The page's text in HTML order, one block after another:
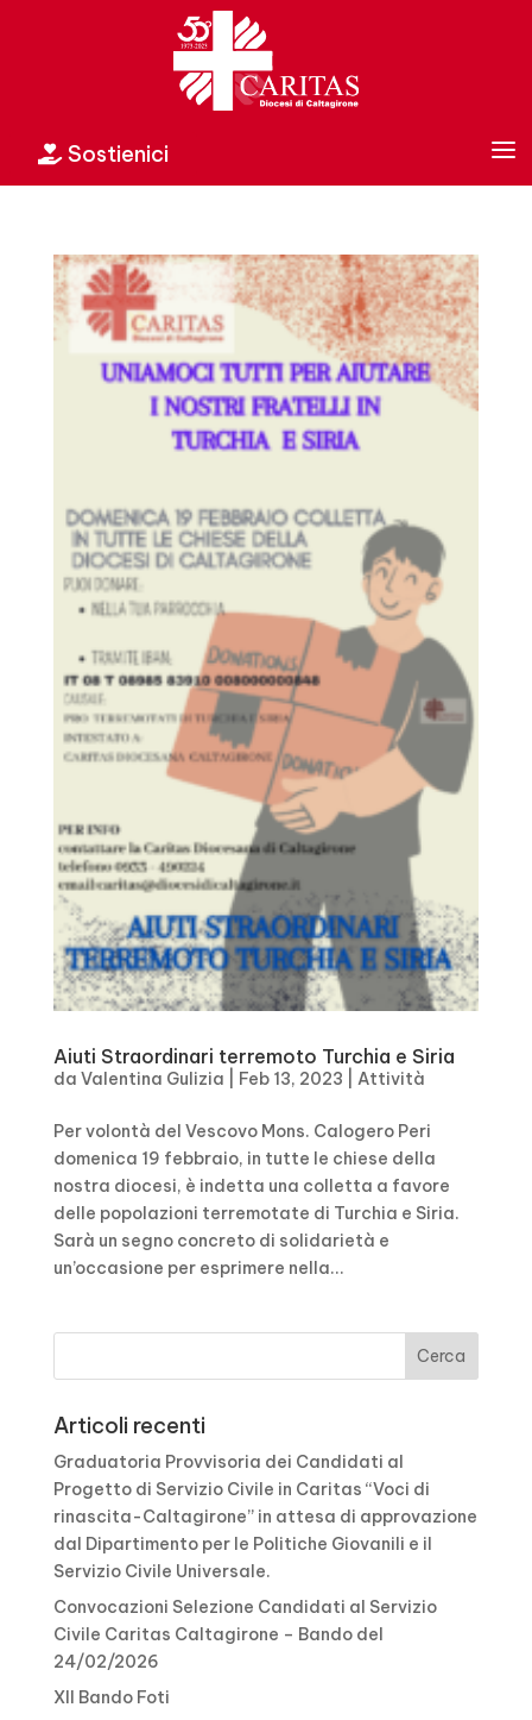
 Sostienici a
Aiuti Straordinari terremoto Turchia e Siria
da Valentina Gulizia Feb 13, 2023 Attività
Per volontà del Vescovo Mons. Calogero Peri
domenica 19 febbraio, in tutte le chiese della
nostra diocesi, è indetta una colletta a favore
delle popolazioni terremotate di Turchia e Siria.
Sarà un segno concreto di solidarietà e
un’occasione per esprimere nella...
Articoli recenti
Graduatoria Provvisoria dei Candidati al
Progetto di Servizio Civile in Caritas “Voci di
rinascita-Caltagirone” in attesa di approvazione
dal Dipartimento per le Politiche Giovanili e il
Servizio Civile Universale.
Convocazioni Selezione Candidati al Servizio
Civile Caritas Caltagirone – Bando del
24/02/2026
XII Bando Foti